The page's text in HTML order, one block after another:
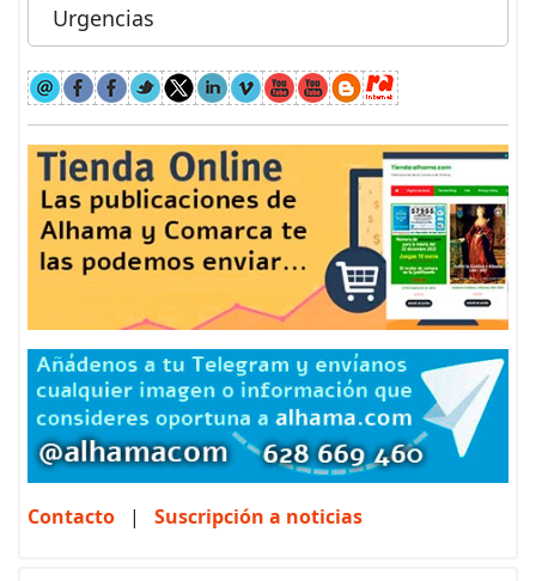
Urgencias
Contacto | Suscripción a noticias